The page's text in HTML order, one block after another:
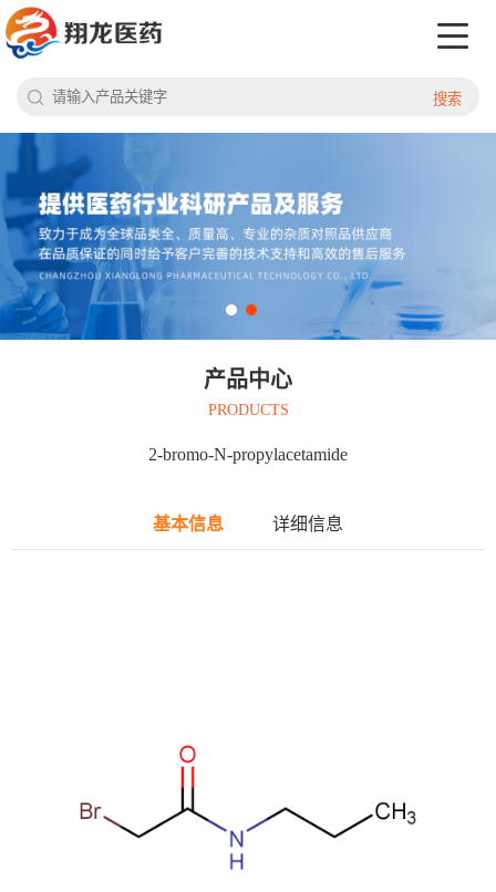
搜索
产品中心
PRODUCTS
2‐bromo‐N‐propylacetamide
基本信息 详细信息